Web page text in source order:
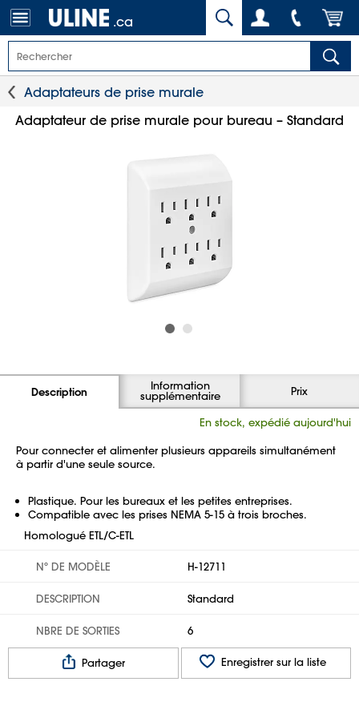
.ca
Adaptateurs de prise murale
Adaptateur de prise murale pour bureau – Standard
Description Information
supplémentaire Prix
En stock, expédié aujourd'hui
Pour connecter et alimenter plusieurs appareils simultanément
à partir d'une seule source.
Plastique. Pour les bureaux et les petites entreprises.
Compatible avec les prises NEMA 5-15 à trois broches.
Homologué ETL/C-ETL
Nº DE MODÈLE H-12711
DESCRIPTION Standard
NBRE DE SORTIES 6
Partager Enregistrer sur la liste